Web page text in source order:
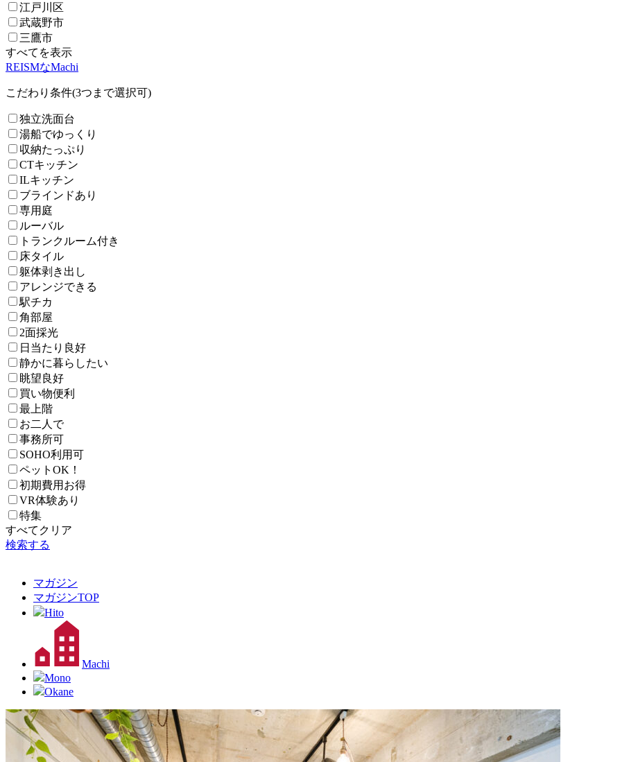
江戸川区
武蔵野市
三鷹市
すべてを表示
REISMなMachi
こだわり条件(3つまで選択可)
独立洗面台
湯船でゆっくり
収納たっぷり
CTキッチン
ILキッチン
ブラインドあり
専用庭
ルーバル
トランクルーム付き
床タイル
躯体剥き出し
アレンジできる
駅チカ
角部屋
2面採光
日当たり良好
静かに暮らしたい
眺望良好
買い物便利
最上階
お二人で
事務所可
SOHO利用可
ペットOK！
初期費用お得
VR体験あり
特集
すべてクリア
検索する
マガジン
マガジンTOP
Hito
Machi
Mono
Okane